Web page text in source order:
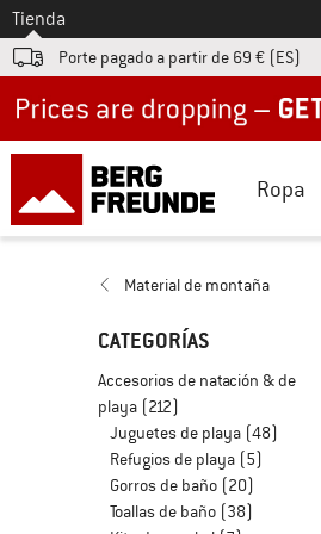
A la
Tienda
Porte pagado a partir de 69 € (ES)
Ropa
Material de montaña
CATEGORÍAS
Accesorios de natación & de
playa (212)
Juguetes de playa (48)
Refugios de playa (5)
Gorros de baño (20)
Toallas de baño (38)